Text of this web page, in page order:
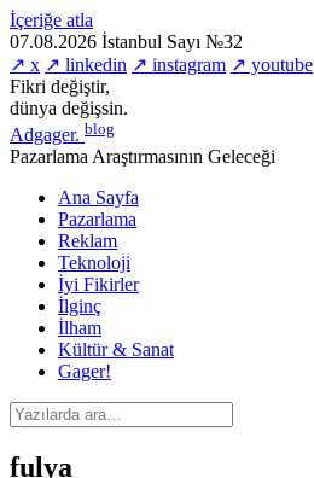
İçeriğe atla
07.08.2026 İstanbul Sayı №32
↗ x ↗ linkedin ↗ instagram ↗ youtube
Fikri değiştir,
dünya değişsin.
Adgager. blog
Pazarlama Araştırmasının Geleceği
Ana Sayfa
Pazarlama
Reklam
Teknoloji
İyi Fikirler
İlginç
İlham
Kültür & Sanat
Gager!
fulya